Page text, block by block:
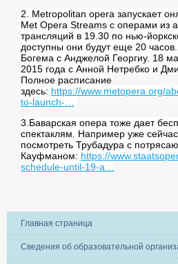
2. Metropolitan opera запускает
Met Opera Streams с операми из
трансляций в 19.30 по нью-
доступны они будут еще 20
Богема с Анджелой Георгиу. 18
2015 года с Анной Нетребко и
Полное расписание
здесь: https://www.metopera.org/
to-launch-…
3.Баварская опера тоже дает
спектаклям. Например уже
посмотреть Трубадура с
Кауфманом: https://
schedule-until-19-a…
Главная страница
Сведения об образовательной